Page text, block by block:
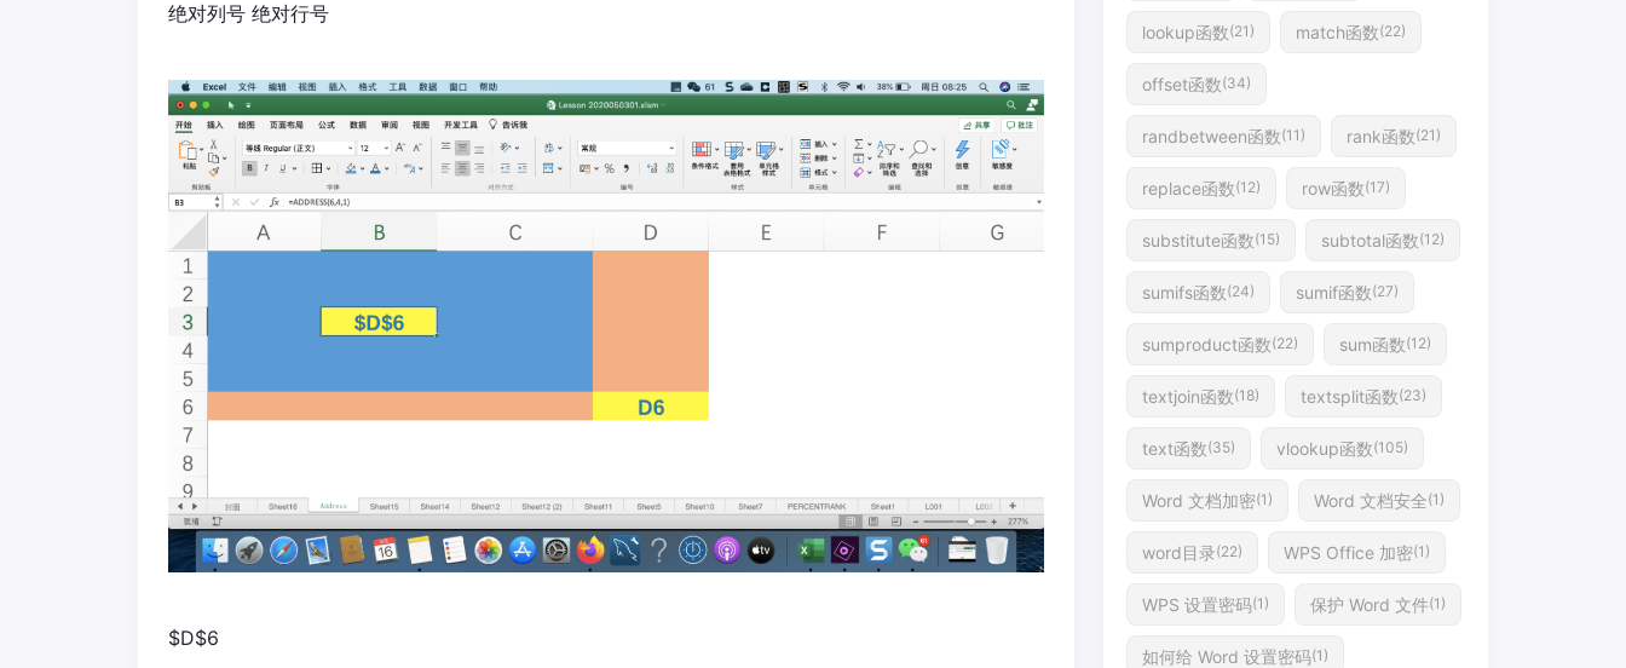
绝对列号 绝对行号
$D$6
lookup函数(21) match函数(22)
offset函数(34)
randbetween函数(11) rank函数(21)
replace函数(12) row函数(17)
substitute函数(15) subtotal函数(12)
sumifs函数(24) sumif函数(27)
sumproduct函数(22) sum函数(12)
textjoin函数(18) textsplit函数(23)
text函数(35) vlookup函数(105)
Word 文档加密(1) Word 文档安全(1)
word目录(22) WPS Office 加密(1)
WPS 设置密码(1) 保护 Word 文件(1)
如何给 Word 设置密码(1)